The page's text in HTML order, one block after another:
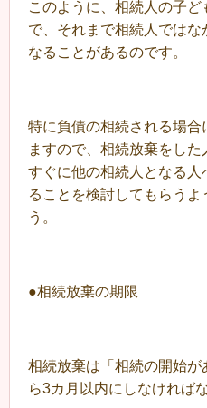
このように、相続人の子
で、それまで相続人では
なることがあるのです。
特に負債の相続される場合
ますので、相続放棄をした
すぐに他の相続人となる
ることを検討してもらう
う。
●相続放棄の期限
相続放棄は「相続の開始
ら3カ月以内にしなければ